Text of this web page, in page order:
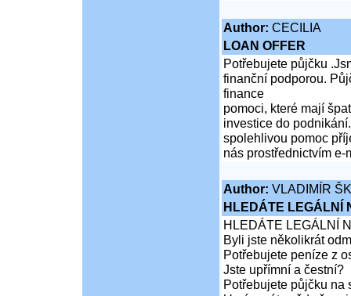
Author: CECILIA
LOAN OFFER
Potřebujete půjčku
finanční podporou.
finance
pomoci, které mají
investice do
spolehlivou pomoc
nás prostřednictvím e-
Author: VLADIMÍR
HLEDÁTE LEGÁLNÍ
HLEDÁTE LEGÁLNÍ
Byli jste několikrát
Potřebujete peníze z
Jste upřímní a čestní?
Potřebujete půjčku na